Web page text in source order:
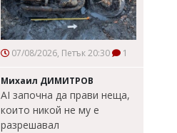
07/08/2026, Петък 20:30 1
Михаил ДИМИТРОВ
AI започна да прави неща,
които никой не му е
разрешавал